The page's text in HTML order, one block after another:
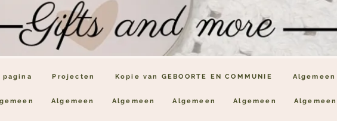
pagina Projecten Kopie van GEBOORTE EN COMMUNIE Algemeen
Algemeen Algemeen Algemeen Algemeen Algemeen